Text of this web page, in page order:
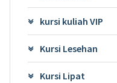
kursi kuliah VIP
Kursi Lesehan
Kursi Lipat